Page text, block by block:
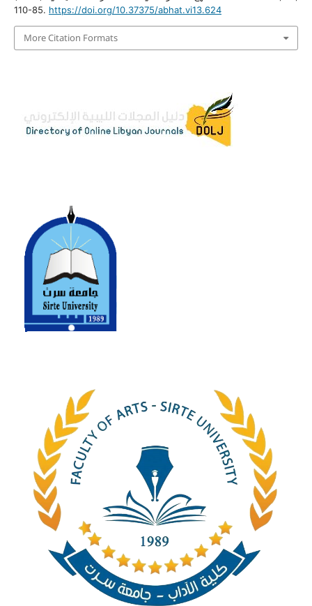
110-85. https://doi.org/10.37375/abhat.vi13.624
More Citation Formats